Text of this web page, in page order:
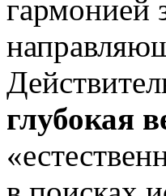
гармонией
глубокая